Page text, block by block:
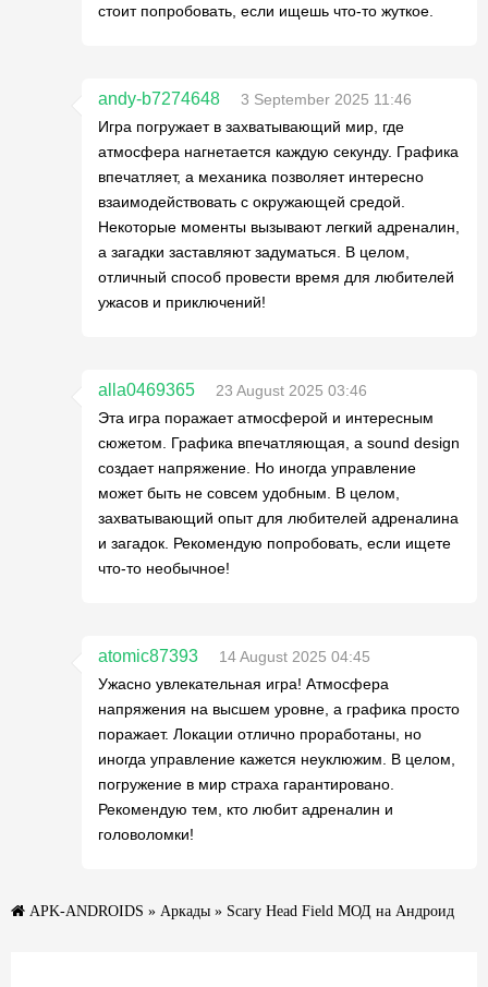
стоит попробовать, если ищешь что-то жуткое.
andy-b7274648
3 September 2025 11:46
Игра погружает в захватывающий мир, где
атмосфера нагнетается каждую секунду. Графика
впечатляет, а механика позволяет интересно
взаимодействовать с окружающей средой.
Некоторые моменты вызывают легкий адреналин,
а загадки заставляют задуматься. В целом,
отличный способ провести время для любителей
ужасов и приключений!
alla0469365
23 August 2025 03:46
Эта игра поражает атмосферой и интересным
сюжетом. Графика впечатляющая, а sound design
создает напряжение. Но иногда управление
может быть не совсем удобным. В целом,
захватывающий опыт для любителей адреналина
и загадок. Рекомендую попробовать, если ищете
что-то необычное!
atomic87393
14 August 2025 04:45
Ужасно увлекательная игра! Атмосфера
напряжения на высшем уровне, а графика просто
поражает. Локации отлично проработаны, но
иногда управление кажется неуклюжим. В целом,
погружение в мир страха гарантировано.
Рекомендую тем, кто любит адреналин и
головоломки!
APK-ANDROIDS » Аркады » Scary Head Field МОД на Андроид